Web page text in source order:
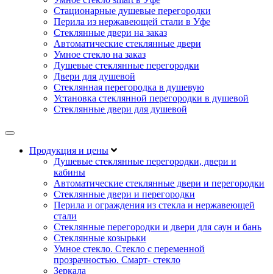
Стационарные душевые перегородки
Перила из нержавеющей стали в Уфе
Стеклянные двери на заказ
Автоматические стеклянные двери
Умное стекло на заказ
Душевые стеклянные перегородки
Двери для душевой
Стеклянная перегородка в душевую
Установка стеклянной перегородки в душевой
Стеклянные двери для душевой
Продукция и цены
Душевые стеклянные перегородки, двери и
кабины
Автоматические стеклянные двери и перегородки
Стеклянные двери и перегородки
Перила и ограждения из стекла и нержавеющей
стали
Стеклянные перегородки и двери для саун и бань
Стеклянные козырьки
Умное стекло. Стекло с переменной
прозрачностью. Смарт- стекло
Зеркала